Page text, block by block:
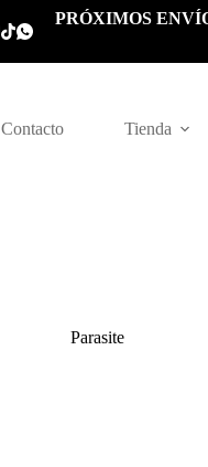
PRÓXIMOS
Contacto Tienda
Parasite